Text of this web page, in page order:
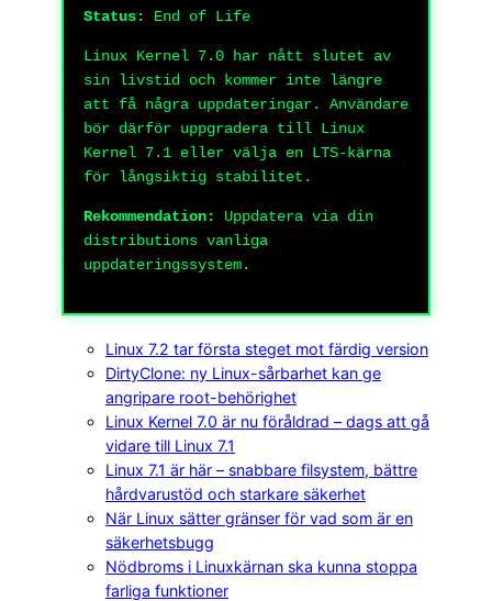
Status: End of Life
Linux Kernel 7.0 har nått slutet av
sin livstid och kommer inte längre
att få några uppdateringar. Användare
bör därför uppgradera till Linux
Kernel 7.1 eller välja en LTS-kärna
för långsiktig stabilitet.
Rekommendation:
Uppdatera via din
distributions vanliga
uppdateringssystem.
Linux 7.2 tar första steget mot färdig version
DirtyClone: ny Linux-sårbarhet kan ge
angripare root-behörighet
Linux Kernel 7.0 är nu föråldrad – dags att gå
vidare till Linux 7.1
Linux 7.1 är här – snabbare filsystem, bättre
hårdvarustöd och starkare säkerhet
När Linux sätter gränser för vad som är en
säkerhetsbugg
Nödbroms i Linuxkärnan ska kunna stoppa
farliga funktioner